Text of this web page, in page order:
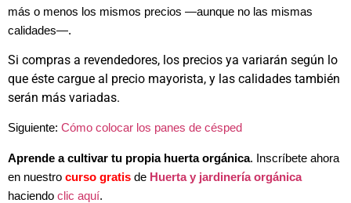
más o menos los mismos precios —aunque no las mismas
calidades—.
Si compras a revendedores, los precios ya variarán según lo
que éste cargue al precio mayorista, y las calidades también
serán más variadas.
Siguiente: Cómo colocar los panes de césped
Aprende a cultivar tu propia huerta orgánica. Inscríbete ahora
en nuestro curso gratis de Huerta y jardinería orgánica
haciendo clic aquí.